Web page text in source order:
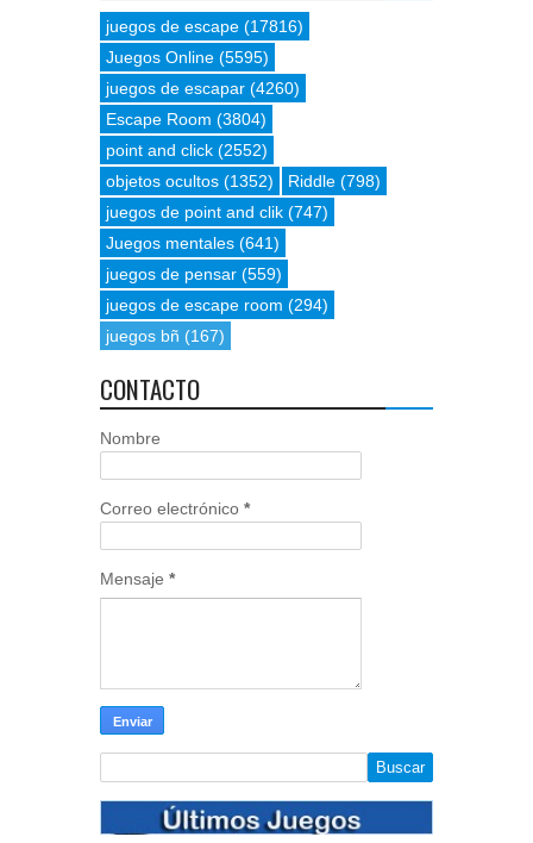
juegos de escape (17816)
Juegos Online (5595)
juegos de escapar (4260)
Escape Room (3804)
point and click (2552)
objetos ocultos (1352) Riddle (798)
juegos de point and clik (747)
Juegos mentales (641)
juegos de pensar (559)
juegos de escape room (294)
juegos bñ (167)
CONTACTO
Nombre
Correo electrónico *
Mensaje *